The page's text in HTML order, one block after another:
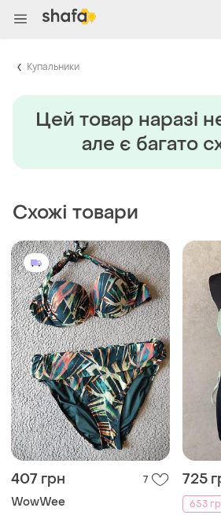
Купальники
Цей товар наразi
але є багато
Схожі товари
407 грн 7
WowWee
725
653